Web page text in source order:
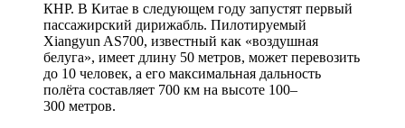
КНР. В Китае в следующем году запустят первый
пассажирский дирижабль. Пилотируемый
Xiangyun AS700, известный как «воздушная
белуга», имеет длину 50 метров, может перевозить
до 10 человек, а его максимальная дальность
полёта составляет 700 км на высоте 100–
300 метров.